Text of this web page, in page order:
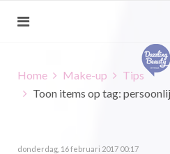
Home Make-up
Tips
Toon items op tag:
donderdag, 16 februari 2017 00:17